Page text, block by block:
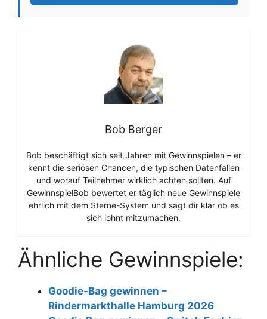
Bob Berger
Bob beschäftigt sich seit Jahren mit Gewinnspielen – er
kennt die seriösen Chancen, die typischen Datenfallen
und worauf Teilnehmer wirklich achten sollten. Auf
GewinnspielBob bewertet er täglich neue Gewinnspiele
ehrlich mit dem Sterne-System und sagt dir klar ob es
sich lohnt mitzumachen.
Ähnliche Gewinnspiele:
Goodie-Bag gewinnen –
Rindermarkthalle Hamburg 2026